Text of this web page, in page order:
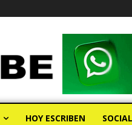
HOY ESCRIBEN